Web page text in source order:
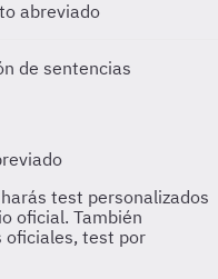
abreviado
de sentencias